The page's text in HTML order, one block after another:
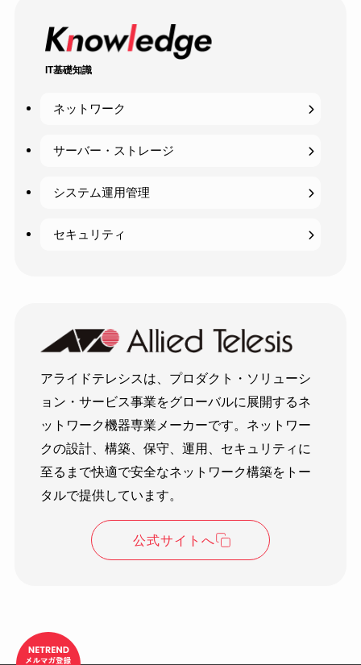
IT基礎知識
ネットワーク
サーバー・ストレージ
システム運用管理
セキュリティ
アライドテレシスは、プロダクト・ソリューシ
ョン・サービス事業をグローバルに展開するネ
ットワーク機器専業メーカーです。ネットワー
クの設計、構築、保守、運用、セキュリティに
至るまで快適で安全なネットワーク構築をトー
タルで提供しています。
公式サイトへ